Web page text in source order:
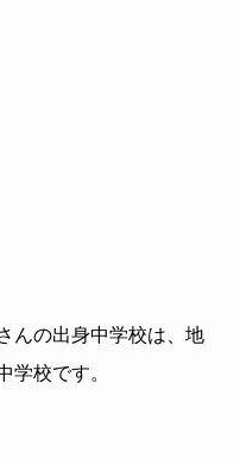
んの出身中学校は、地
学校です。